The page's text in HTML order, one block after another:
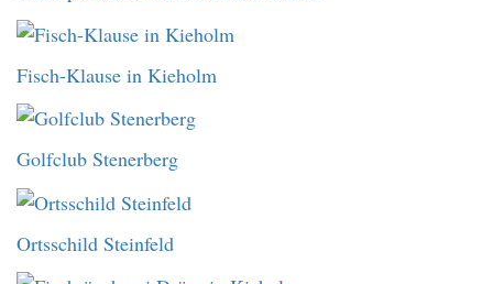
Fisch-Klause in Kieholm
Golfclub Stenerberg
Ortsschild Steinfeld